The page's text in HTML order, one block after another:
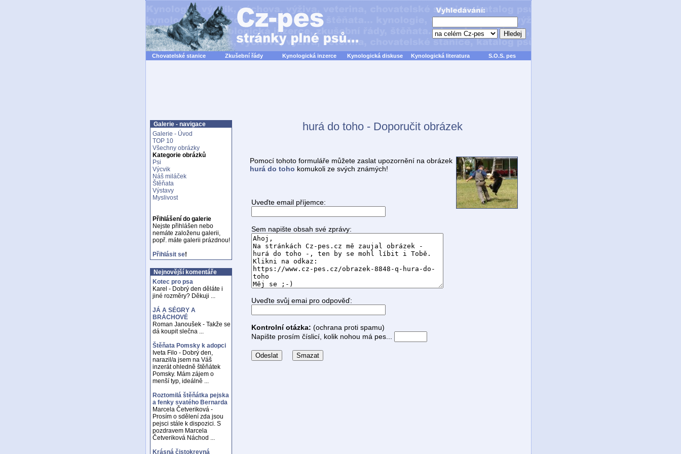
Chovatelské stanice Zkušební řády Kynologická inzerce Kynologická diskuse Kynologická literatura S.O.S. pes
Galerie - navigace
Galerie - Úvod
TOP 10
Všechny obrázky
Kategorie obrázků
Psi
Výcvik
Náš miláček
Štěňata
Výstavy
Myslivost
Přihlášení do galerie
Nejste přihlášen nebo
nemáte založenu galerii,
popř. máte galerii prázdnou!
Přihlásit se!
Nejnovější komentáře
Kotec pro psa
Karel - Dobrý den děláte i
jiné rozměry? Děkuji ...
JÁ A SÉGRY A
BRÁCHOVÉ
Roman Janoušek - Takže se
dá koupit slečna ...
Štěňata Pomsky k adopci
Iveta Filo - Dobrý den,
narazil/a jsem na Váš
inzerát ohledně štěňátek
Pomsky. Mám zájem o
menší typ, ideálně ...
Roztomilá štěňátka pejska
a fenky svatého Bernarda
Marcela Četveriková -
Prosím o sdělení zda jsou
pejsci stále k dispozici. S
pozdravem Marcela
Četveriková Náchod ...
Krásná čistokrevná
hurá do toho - Doporučit obrázek
Pomocí tohoto formuláře můžete zaslat upozornění na obrázek
hurá do toho komukoli ze svých známých!
Uveďte email příjemce:
Sem napište obsah své zprávy:
Uveďte svůj emai pro odpověď:
Kontrolní otázka: (ochrana proti spamu)
Napište prosím číslicí, kolik nohou má pes...